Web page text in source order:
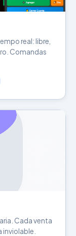
real: libre,
Comandas
Cada venta